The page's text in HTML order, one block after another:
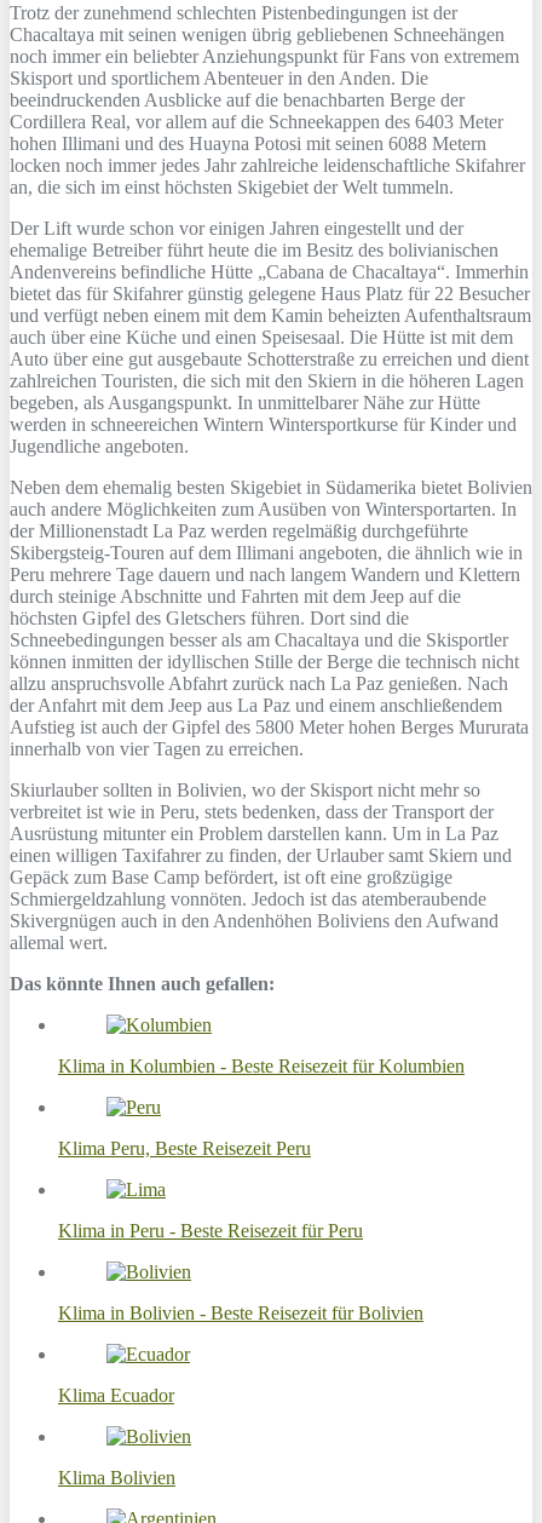
Trotz der zunehmend schlechten Pistenbedingungen ist der
Chacaltaya mit seinen wenigen übrig gebliebenen Schneehängen
noch immer ein beliebter Anziehungspunkt für Fans von extremem
Skisport und sportlichem Abenteuer in den Anden. Die
beeindruckenden Ausblicke auf die benachbarten Berge der
Cordillera Real, vor allem auf die Schneekappen des 6403 Meter
hohen Illimani und des Huayna Potosi mit seinen 6088 Metern
locken noch immer jedes Jahr zahlreiche leidenschaftliche Skifahrer
an, die sich im einst höchsten Skigebiet der Welt tummeln.
Der Lift wurde schon vor einigen Jahren eingestellt und der
ehemalige Betreiber führt heute die im Besitz des bolivianischen
Andenvereins befindliche Hütte „Cabana de Chacaltaya“. Immerhin
bietet das für Skifahrer günstig gelegene Haus Platz für 22 Besucher
und verfügt neben einem mit dem Kamin beheizten Aufenthaltsraum
auch über eine Küche und einen Speisesaal. Die Hütte ist mit dem
Auto über eine gut ausgebaute Schotterstraße zu erreichen und dient
zahlreichen Touristen, die sich mit den Skiern in die höheren Lagen
begeben, als Ausgangspunkt. In unmittelbarer Nähe zur Hütte
werden in schneereichen Wintern Wintersportkurse für Kinder und
Jugendliche angeboten.
Neben dem ehemalig besten Skigebiet in Südamerika bietet Bolivien
auch andere Möglichkeiten zum Ausüben von Wintersportarten. In
der Millionenstadt La Paz werden regelmäßig durchgeführte
Skibergsteig-Touren auf dem Illimani angeboten, die ähnlich wie in
Peru mehrere Tage dauern und nach langem Wandern und Klettern
durch steinige Abschnitte und Fahrten mit dem Jeep auf die
höchsten Gipfel des Gletschers führen. Dort sind die
Schneebedingungen besser als am Chacaltaya und die Skisportler
können inmitten der idyllischen Stille der Berge die technisch nicht
allzu anspruchsvolle Abfahrt zurück nach La Paz genießen. Nach
der Anfahrt mit dem Jeep aus La Paz und einem anschließendem
Aufstieg ist auch der Gipfel des 5800 Meter hohen Berges Mururata
innerhalb von vier Tagen zu erreichen.
Skiurlauber sollten in Bolivien, wo der Skisport nicht mehr so
verbreitet ist wie in Peru, stets bedenken, dass der Transport der
Ausrüstung mitunter ein Problem darstellen kann. Um in La Paz
einen willigen Taxifahrer zu finden, der Urlauber samt Skiern und
Gepäck zum Base Camp befördert, ist oft eine großzügige
Schmiergeldzahlung vonnöten. Jedoch ist das atemberaubende
Skivergnügen auch in den Andenhöhen Boliviens den Aufwand
allemal wert.
Das könnte Ihnen auch gefallen:
Klima in Kolumbien - Beste Reisezeit für Kolumbien
Klima Peru, Beste Reisezeit Peru
Klima in Peru - Beste Reisezeit für Peru
Klima in Bolivien - Beste Reisezeit für Bolivien
Klima Ecuador
Klima Bolivien